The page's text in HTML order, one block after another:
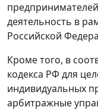
деятельность в
Российской
Кроме того, в
кодекса РФ для
индивидуальных
арбитражные